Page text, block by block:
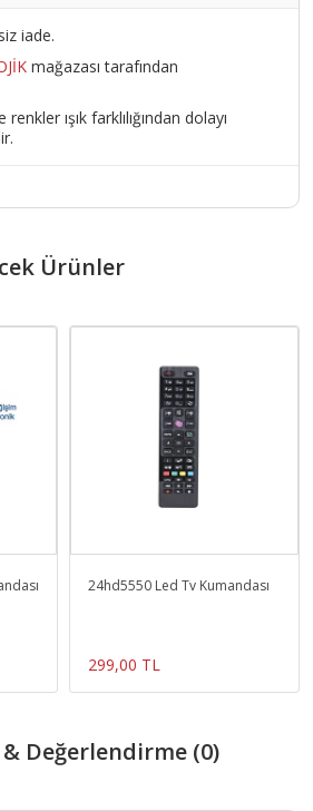
iade.
mağazası tarafından
ışık farklılığından dolayı
Ürünler
24hd5550 Led Tv Kumandası
299,00 TL
Değerlendirme (0)